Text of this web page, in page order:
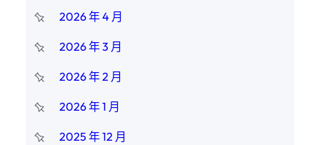
2026 年 4 月
2026 年 3 月
2026 年 2 月
2026 年 1 月
2025 年 12 月